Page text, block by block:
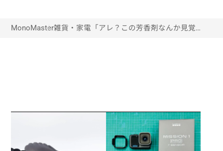
MonoMaster雑貨・家電 「アレ？この芳香剤なんか見覚えが